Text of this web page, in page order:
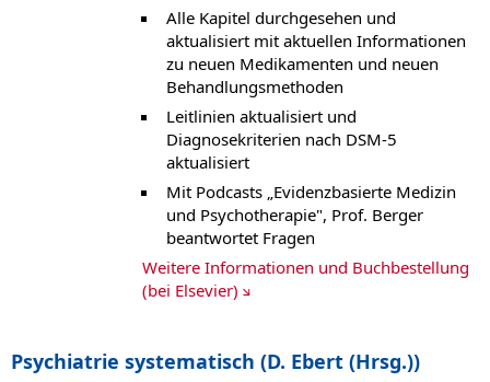
Alle Kapitel durchgesehen und
aktualisiert mit aktuellen Informationen
zu neuen Medikamenten und neuen
Behandlungsmethoden
Leitlinien aktualisiert und
Diagnosekriterien nach DSM-5
aktualisiert
Mit Podcasts „Evidenzbasierte Medizin
und Psychotherapie", Prof. Berger
beantwortet Fragen
Weitere Informationen und Buchbestellung
(bei Elsevier)
Psychiatrie systematisch (D. Ebert (Hrsg.))